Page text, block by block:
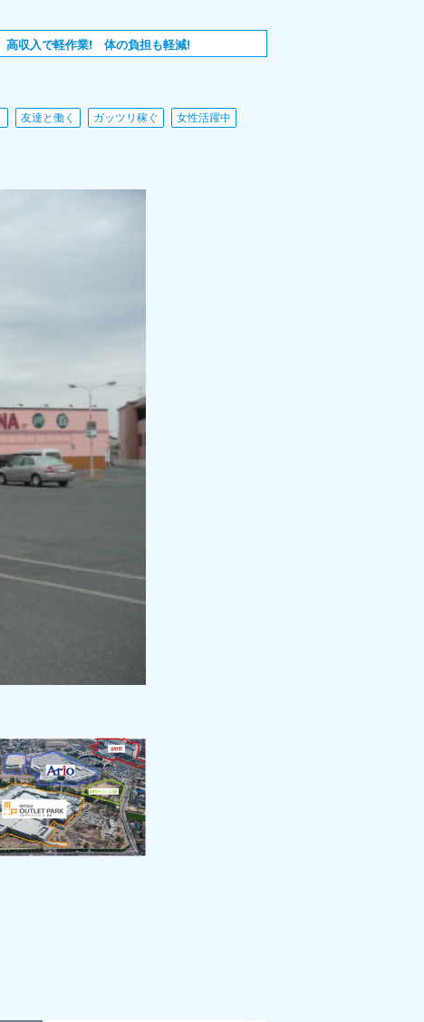
高収入で軽作業! 体の負担も軽減!
友達と働く ガッツリ稼ぐ
女性活躍中